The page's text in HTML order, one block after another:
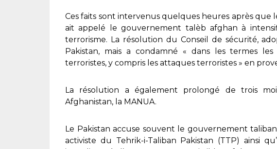
Ces faits sont intervenus quelques heures après que
ait appelé le gouvernement talèb afghan à
terrorisme. La résolution du Conseil de sécurité,
Pakistan, mais a condamné « dans les termes
terroristes, y compris les attaques terroristes » en
La résolution a également prolongé de trois
Afghanistan, la MANUA.
Le Pakistan accuse souvent le gouvernement
activiste du Tehrik-i-Taliban Pakistan (TTP) ainsi